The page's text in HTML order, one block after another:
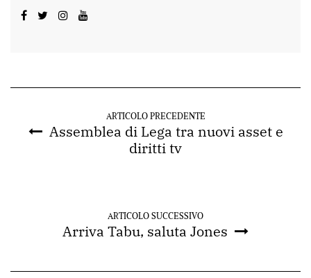
ARTICOLO PRECEDENTE
Assemblea di Lega tra nuovi asset e
diritti tv
ARTICOLO SUCCESSIVO
Arriva Tabu, saluta Jones